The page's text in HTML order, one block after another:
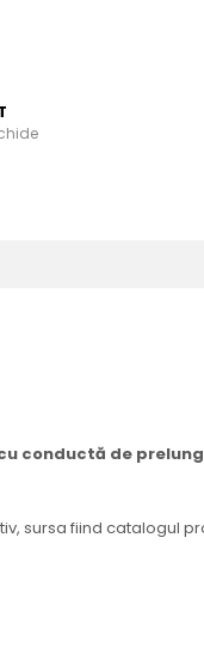
conductă de
sursa fiind catalogul